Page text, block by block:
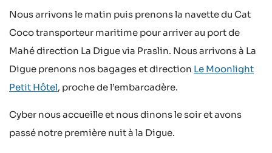
Nous arrivons le matin puis prenons la navette du Cat
Coco transporteur maritime pour arriver au port de
Mahé direction La Digue via Praslin. Nous arrivons à La
Digue prenons nos bagages et direction Le Moonlight
Petit Hôtel, proche de l’embarcadère.
Cyber nous accueille et nous dinons le soir et avons
passé notre première nuit à la Digue.